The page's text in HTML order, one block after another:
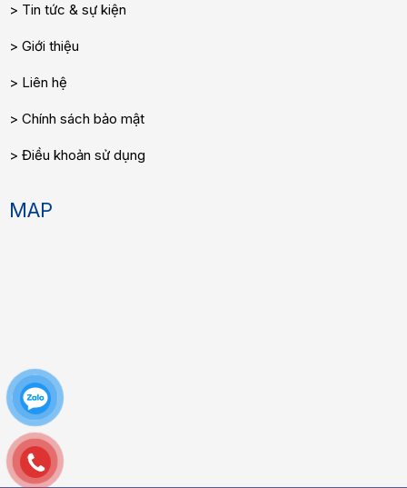
Tin tức & sự kiện
Giới thiệu
Liên hệ
Chính sách bảo mật
Điều khoản sử dụng
MAP